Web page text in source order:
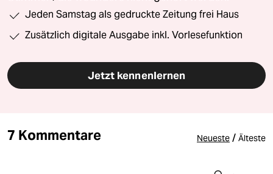
Jeden Samstag als gedruckte Zeitung frei Haus
Zusätzlich digitale Ausgabe inkl. Vorlesefunktion
Jetzt kennenlernen
7 Kommentare Neueste / Älteste